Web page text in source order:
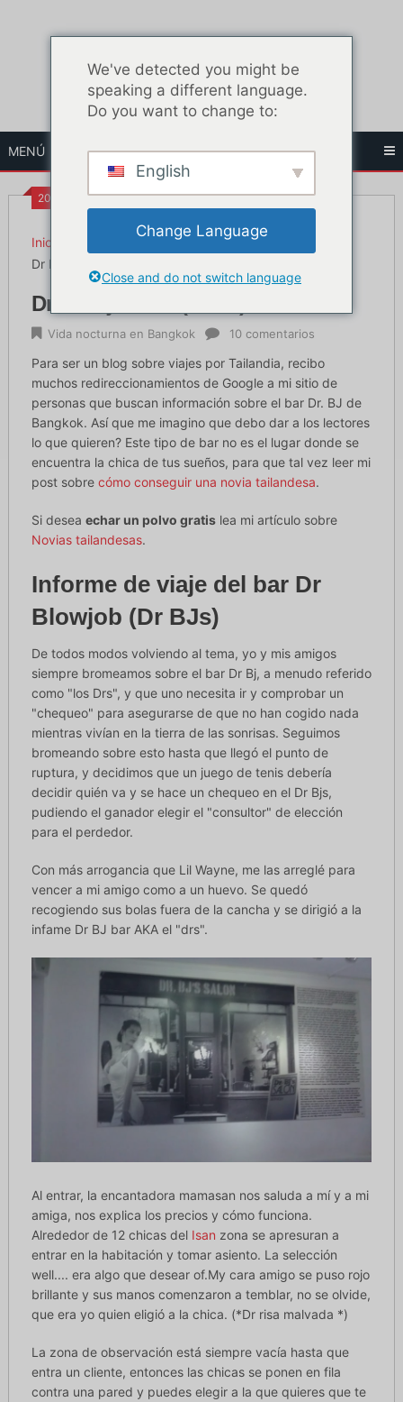
MENÚ
20:49
Inicio
Vida nocturna en Bangkok
Dr Blowjob Bar (Dr BJ)
Dr Blowjob Bar (Dr BJ)
Vida nocturna en Bangkok 10 comentarios
Para ser un blog sobre viajes por Tailandia, recibo
muchos redireccionamientos de Google a mi sitio de
personas que buscan información sobre el bar Dr. BJ de
Bangkok. Así que me imagino que debo dar a los lectores
lo que quieren? Este tipo de bar no es el lugar donde se
encuentra la chica de tus sueños, para que tal vez leer mi
post sobre cómo conseguir una novia tailandesa.
Si desea echar un polvo gratislea mi artículo sobre
Novias tailandesas.
Informe de viaje del bar Dr
Blowjob (Dr BJs)
De todos modos volviendo al tema, yo y mis amigos
siempre bromeamos sobre el bar Dr Bj, a menudo referido
como "los Drs", y que uno necesita ir y comprobar un
"chequeo" para asegurarse de que no han cogido nada
mientras vivían en la tierra de las sonrisas. Seguimos
bromeando sobre esto hasta que llegó el punto de
ruptura, y decidimos que un juego de tenis debería
decidir quién va y se hace un chequeo en el Dr Bjs,
pudiendo el ganador elegir el "consultor" de elección
para el perdedor.
Con más arrogancia que Lil Wayne, me las arreglé para
vencer a mi amigo como a un huevo. Se quedó
recogiendo sus bolas fuera de la cancha y se dirigió a la
infame Dr BJ bar AKA el "drs".
Al entrar, la encantadora mamasan nos saluda a mí y a mi
amiga, nos explica los precios y cómo funciona.
Alrededor de 12 chicas del Isan zona se apresuran a
entrar en la habitación y tomar asiento. La selección
well.... era algo que desear of.My cara amigo se puso rojo
brillante y sus manos comenzaron a temblar, no se olvide,
que era yo quien eligió a la chica. (*Dr risa malvada *)
La zona de observación está siempre vacía hasta que
entra un cliente, entonces las chicas se ponen en fila
contra una pared y puedes elegir a la que quieres que te
We've detected you might be
speaking a different language.
Do you want to change to:
English
Change Language
Close and do not switch language